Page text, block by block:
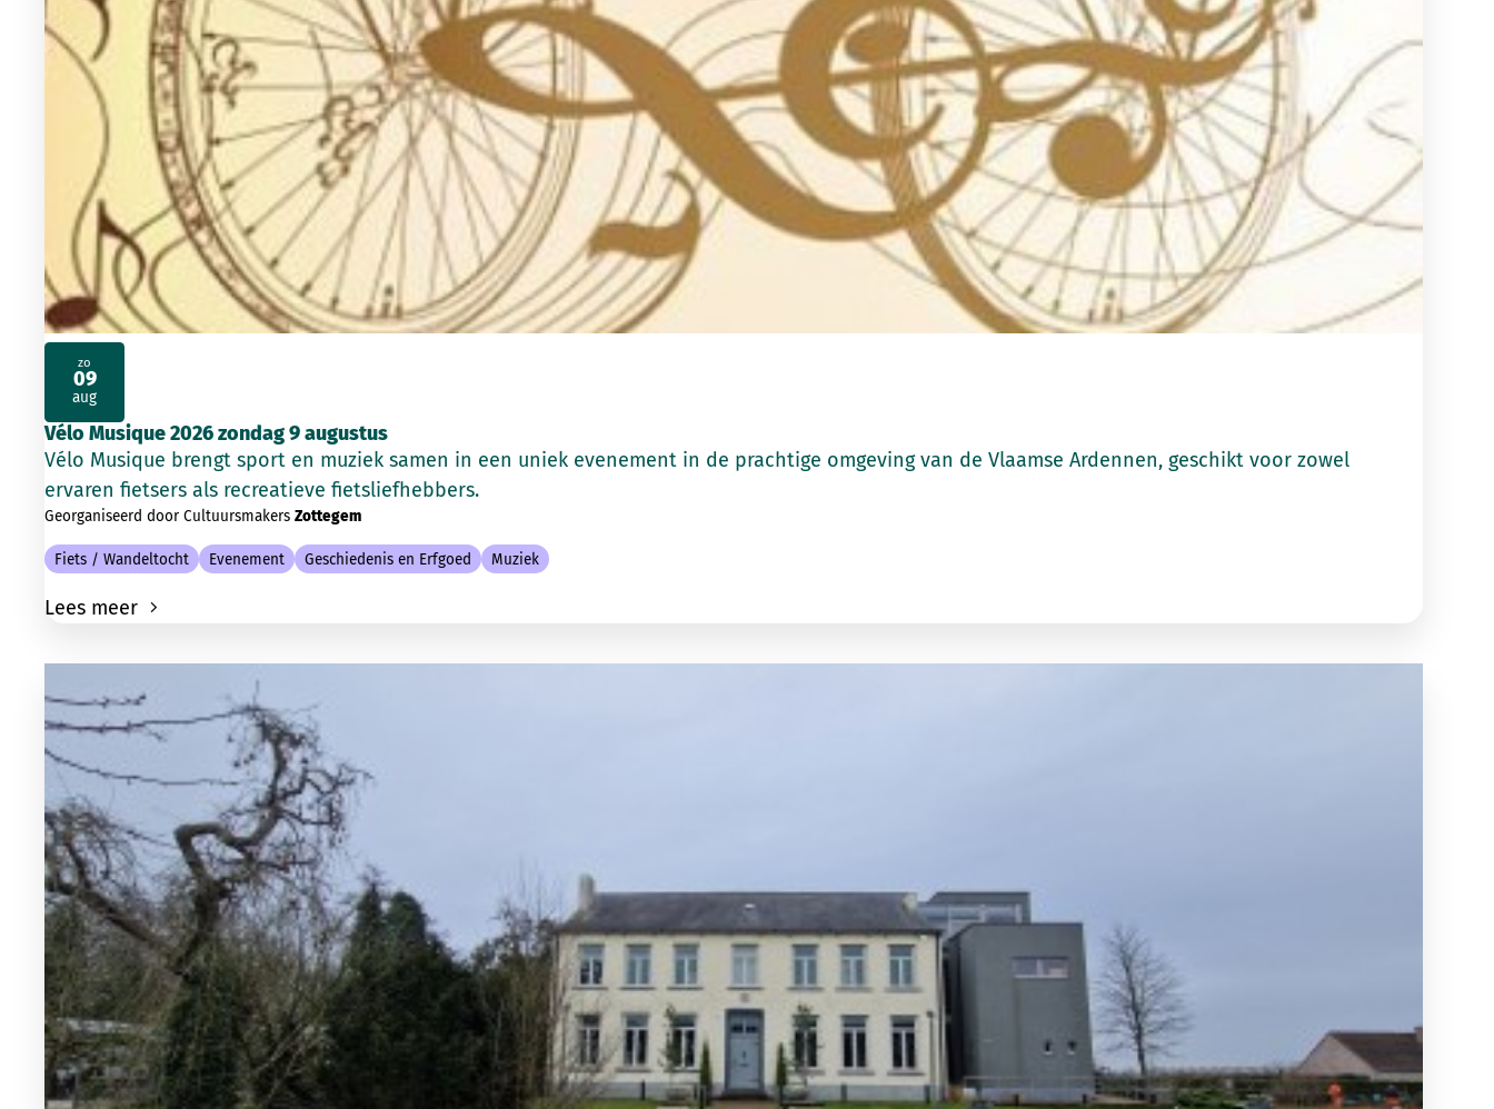
Vélo Musique 2026 zondag 9 augustus
Vélo Musique brengt sport en muziek samen in een uniek evenement in de prachtige omgeving van de Vlaamse Ardennen, geschikt voor zowel
ervaren fietsers als recreatieve fietsliefhebbers.
Georganiseerd door Cultuursmakers Zottegem
Fiets / Wandeltocht Evenement Geschiedenis en Erfgoed Muziek
Lees meer
zo
09
aug
2026